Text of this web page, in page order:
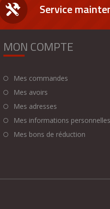
Service
MON COMPTE
Mes commandes
Mes avoirs
Mes adresses
Mes informations personnelles
Mes bons de réduction